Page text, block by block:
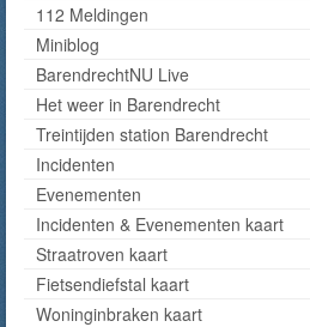
112 Meldingen
Miniblog
BarendrechtNU Live
Het weer in Barendrecht
Treintijden station Barendrecht
Incidenten
Evenementen
Incidenten & Evenementen kaart
Straatroven kaart
Fietsendiefstal kaart
Woninginbraken kaart